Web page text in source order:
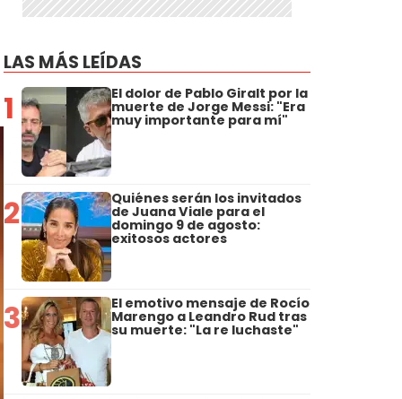
LAS MÁS LEÍDAS
1 El dolor de Pablo Giralt por la
muerte de Jorge Messi: "Era
muy importante para mí"
2 Quiénes serán los invitados
de Juana Viale para el
domingo 9 de agosto:
exitosos actores
3 El emotivo mensaje de Rocío
Marengo a Leandro Rud tras
su muerte: "La re luchaste"